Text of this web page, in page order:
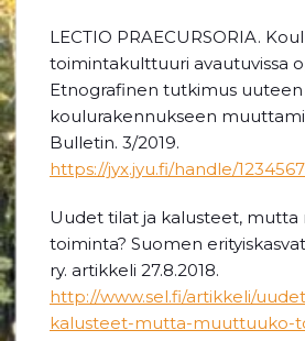
LECTIO PRAECURSORIA.
toimintakulttuuri avautuvissa
Etnografinen tutkimus uuteen
koulurakennukseen
Bulletin. 3/2019.
https://jyx.jyu.fi/handle/
Uudet tilat ja kalusteet,
toiminta? Suomen
ry. artikkeli 27.8.2018.
http://www.sel.fi/artikkeli/
kalusteet-mutta-muuttuuko-